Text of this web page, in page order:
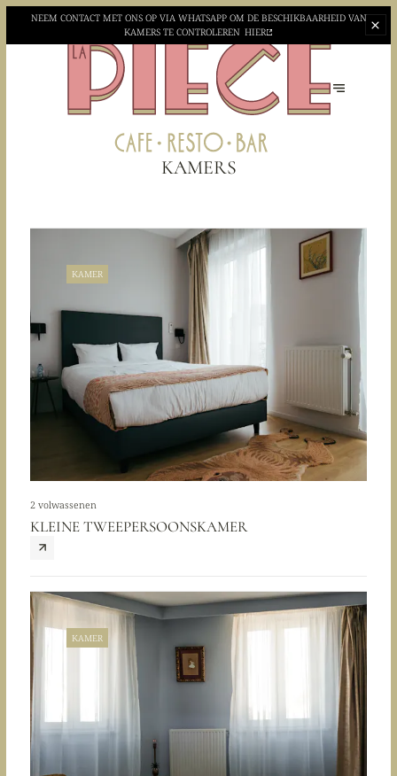
NEEM CONTACT MET ONS OP VIA WHATSAPP OM DE BESCHIKBAARHEID VAN
KAMERS TE CONTROLEREN HIER
KAMERS
KAMER
2 volwassenen
KLEINE TWEEPERSOONSKAMER
KAMER